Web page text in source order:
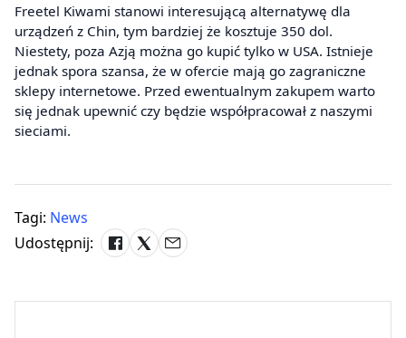
Freetel Kiwami stanowi interesującą alternatywę dla
urządzeń z Chin, tym bardziej że kosztuje 350 dol.
Niestety, poza Azją można go kupić tylko w USA. Istnieje
jednak spora szansa, że w ofercie mają go zagraniczne
sklepy internetowe. Przed ewentualnym zakupem warto
się jednak upewnić czy będzie współpracował z naszymi
sieciami.
Tagi: News
Udostępnij: